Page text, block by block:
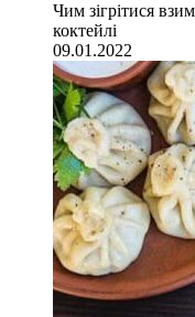
Чим зігрітися
коктейлі
09.01.2022